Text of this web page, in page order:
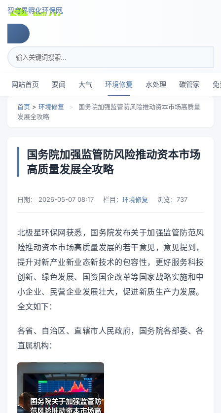
智穹界孵化环保网
搜索关键词
网站首页 要闻 大气 环境修复 水处理 碳管家 免
首页 > 环境修复 >
国务院加强监管防风险推动资本市场高质量
发展全攻略
国务院加强监管防风险推动资本市场
高质量发展全攻略
日期： 2026-05-07 08:17 栏目： 环境修复 浏览： 737
北极星环保网获悉，国务院发布关于加强监管防范风
险推动资本市场高质量发展的若干意见，意见提到，
提升对新产业新业态新技术的包容性，更好服务科技
创新、绿色发展、国资国企改革等国家战略实施和中
小企业、民营企业发展壮大，促进新质生产力发展。
全文如下：
各省、自治区、直辖市人民政府，国务院各部委、各
直属机构：